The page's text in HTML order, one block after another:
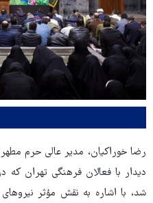
دیدار با فعالان فرهنگی تهران
شد، با اشاره به نقش مؤثر